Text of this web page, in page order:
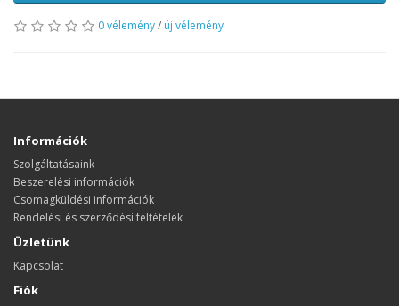
0 vélemény/ új vélemény
Információk
Szolgáltatásaink
Beszerelési információk
Csomagküldési információk
Rendelési és szerződési feltételek
Üzletünk
Kapcsolat
Fiók